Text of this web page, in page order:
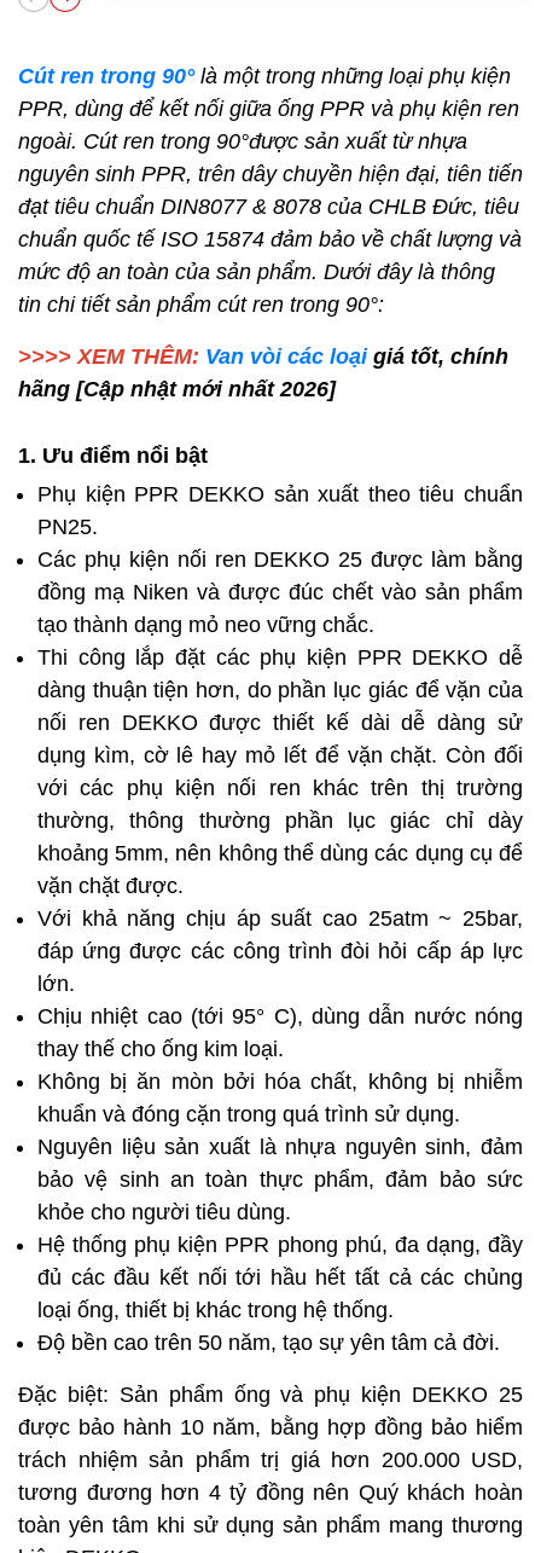
Cút ren trong 90° là một trong những loại phụ kiện
PPR, dùng để kết nối giữa ống PPR và phụ kiện ren
ngoài. Cút ren trong 90°được sản xuất từ nhựa
nguyên sinh PPR, trên dây chuyền hiện đại, tiên tiến
đạt tiêu chuẩn DIN8077 & 8078 của CHLB Đức, tiêu
chuẩn quốc tế ISO 15874 đảm bảo về chất lượng và
mức độ an toàn của sản phẩm. Dưới đây là thông
tin chi tiết sản phẩm cút ren trong 90°:
>>>> XEM THÊM: Van vòi các loạigiá tốt, chính
hãng [Cập nhật mới nhất 2026]
1. Ưu điểm nổi bật
Phụ kiện PPR DEKKO sản xuất theo tiêu chuẩn
PN25.
Các phụ kiện nối ren DEKKO 25 được làm bằng
đồng mạ Niken và được đúc chết vào sản phẩm
tạo thành dạng mỏ neo vững chắc.
Thi công lắp đặt các phụ kiện PPR DEKKO dễ
dàng thuận tiện hơn, do phần lục giác để vặn của
nối ren DEKKO được thiết kế dài dễ dàng sử
dụng kìm, cờ lê hay mỏ lết để vặn chặt. Còn đối
với các phụ kiện nối ren khác trên thị trường
thường, thông thường phần lục giác chỉ dày
khoảng 5mm, nên không thể dùng các dụng cụ để
vặn chặt được.
Với khả năng chịu áp suất cao 25atm ~ 25bar,
đáp ứng được các công trình đòi hỏi cấp áp lực
lớn.
Chịu nhiệt cao (tới 95° C), dùng dẫn nước nóng
thay thế cho ống kim loại.
Không bị ăn mòn bởi hóa chất, không bị nhiễm
khuẩn và đóng cặn trong quá trình sử dụng.
Nguyên liệu sản xuất là nhựa nguyên sinh, đảm
bảo vệ sinh an toàn thực phẩm, đảm bảo sức
khỏe cho người tiêu dùng.
Hệ thống phụ kiện PPR phong phú, đa dạng, đầy
đủ các đầu kết nối tới hầu hết tất cả các chủng
loại ống, thiết bị khác trong hệ thống.
Độ bền cao trên 50 năm, tạo sự yên tâm cả đời.
Đặc biệt: Sản phẩm ống và phụ kiện DEKKO 25
được bảo hành 10 năm, bằng hợp đồng bảo hiểm
trách nhiệm sản phẩm trị giá hơn 200.000 USD,
tương đương hơn 4 tỷ đồng nên Quý khách hoàn
toàn yên tâm khi sử dụng sản phẩm mang thương